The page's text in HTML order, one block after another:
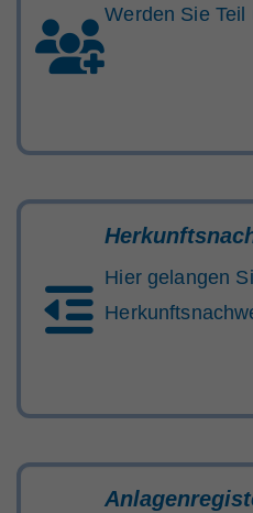
Werden Sie Teil
Hier gelangen